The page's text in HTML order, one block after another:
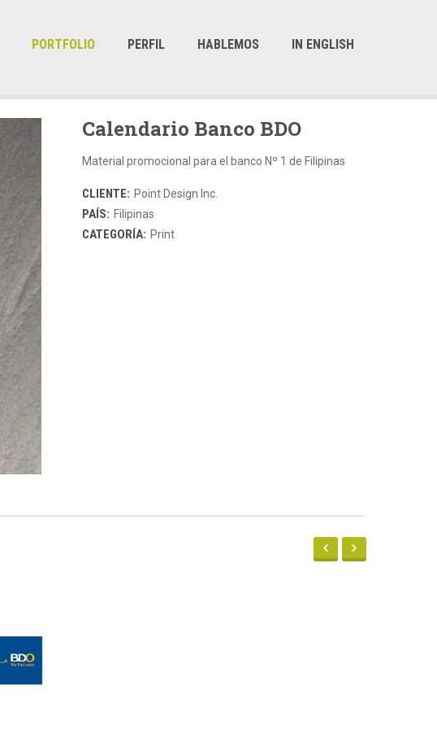
PORTFOLIO PERFIL HABLEMOS IN ENGLISH
Calendario Banco BDO
Material promocional para el banco Nº 1 de Filipinas
CLIENTE: Point Design Inc.
PAÍS: Filipinas
CATEGORÍA: Print